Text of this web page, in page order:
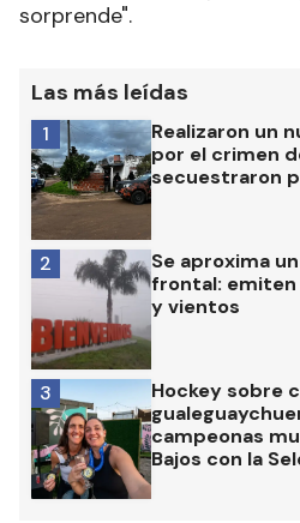
sorprende".
Las más leídas
Realizaron un
por el crimen
secuestraron
1
Se aproxima
frontal:
y vientos
2
Hockey sobre
campeonas
Bajos con la
3